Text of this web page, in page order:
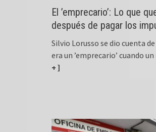
El ’emprecario’: Lo que
después de pagar los
Silvio Lorusso se dio cuenta
era un ’emprecario’ cuando
+ ]